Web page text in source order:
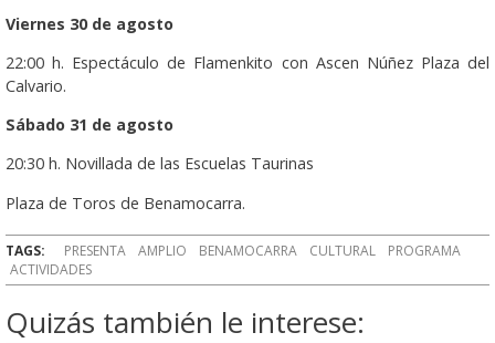
Viernes 30 de agosto
22:00 h. Espectáculo de Flamenkito con Ascen Núñez Plaza del
Calvario.
Sábado 31 de agosto
20:30 h. Novillada de las Escuelas Taurinas
Plaza de Toros de Benamocarra.
TAGS: PRESENTA AMPLIO BENAMOCARRA CULTURAL
PROGRAMA
ACTIVIDADES
Quizás también le interese: